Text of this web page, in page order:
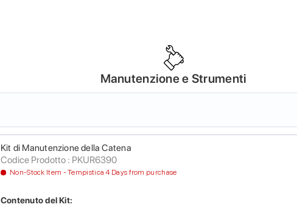
Manutenzione e Strumenti
Kit di Manutenzione della Catena
Codice Prodotto : PKUR6390
Non-Stock Item - Tempistica 4 Days from purchase
Contenuto del Kit: